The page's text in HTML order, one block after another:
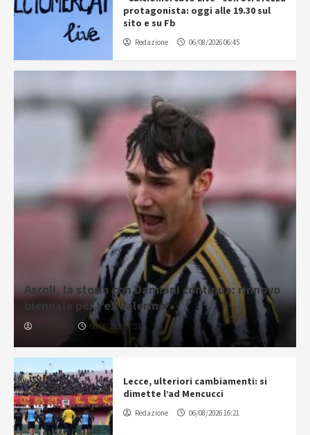
protagonista: oggi alle 19.30 sul
sito e su Fb
Redazione 06/08/2026 06:45
Ascoli, la storia con Damiani continua: rinnovo
biennale per l’ex Palermo
06/08/2026 17:37
Lecce, ulteriori cambiamenti: si
dimette l’ad Mencucci
Redazione 06/08/2026 16:21